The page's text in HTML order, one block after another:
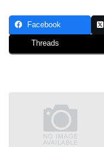
Facebook
Threads